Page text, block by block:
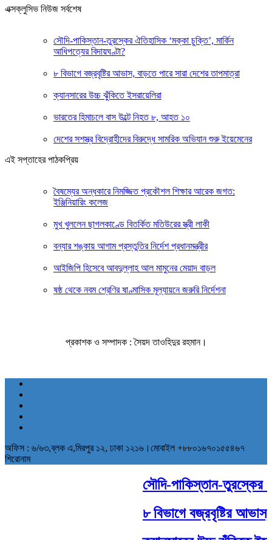
এক্সক্লুসিভ নিউজ সর্বশেষ
সৌদি-পাকিস্তান-তুরস্কের ঐতিহাসিক ‘মক্কা চুক্তি’, মার্কিন
আধিপত্যের বিদায়ঘণ্টা?
৮ বিভাগে বজ্রবৃষ্টির আভাস, বাড়তে পারে সারা দেশের তাপমাত্রা
ক্যানসারের উচ্চ ঝুঁকিতে ইসরায়েলিরা
ভারতের হিমাচলে বাস উল্টে নিহত ৮, আহত ১০
দেশের সশস্ত্র বিদ্রোহীদের বিরুদ্ধে সামরিক অভিযান শুরু ইয়েমেনের
এই সপ্তাহের পাঠকপ্রিয়
বৈষম্যের অন্ধকারে নিমজ্জিত প্রকৌশল শিক্ষার আরেক জগত:
ইঞ্জিনিয়ারিং কলেজ
মুখ খুললেন ছাগলকাণ্ডে বিতর্কিত মতিউরের স্ত্রী লাকী
বন্যার শঙ্কায় আগাম প্রস্তুতির নির্দেশ প্রধানমন্ত্রীর
আইজিপি হিসেবে আবদুল্লাহ আল মামুনের মেয়াদ বাড়ল
ষষ্ঠ থেকে নবম শ্রেণির ষাণ্মাসিক মূল্যায়নে জরুরি নির্দেশনা
প্রকাশক ও সম্পাদক : সৈয়দ তাওহিদুর রহমান।
অফিস : ৬/৬৩,ব্লক এ,মিরপুর ১২, ঢাকা ১২১৬।মোবাইল +৮৮০১৬৭০১৫৫৪৬৭
শিরোনাম
সৌদি-পাকিস্তান-তুরস্কের
৮ বিভাগে বজ্রবৃষ্টির আভাস,